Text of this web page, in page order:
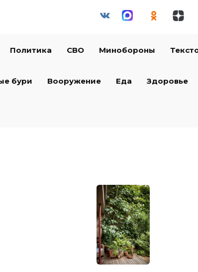
Политика СВО Минобороны
бури Вооружение Еда Здоровье